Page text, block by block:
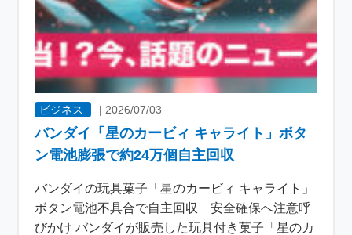
ビジネス | 2026/07/03
バンダイ「星のカービィ キャライト」ボタ
ン電池膨張で約24万個自主回収
バンダイの玩具菓子「星のカービィ キャライト」
ボタン電池不具合で自主回収 安全確保へ注意呼
びかけ バンダイが販売した玩具付き菓子「星のカ